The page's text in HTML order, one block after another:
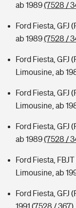
ab 1989(7528 /
Ford Fiesta, GFJ
ab 1989(7528 /
Ford Fiesta, GFJ
Limousine, ab
Ford Fiesta, GFJ
Limousine, ab
Ford Fiesta, GFJ
ab 1989(7528 /
Ford Fiesta,
Limousine, ab
Ford Fiesta, GFJ
1991 (7528 / 367)